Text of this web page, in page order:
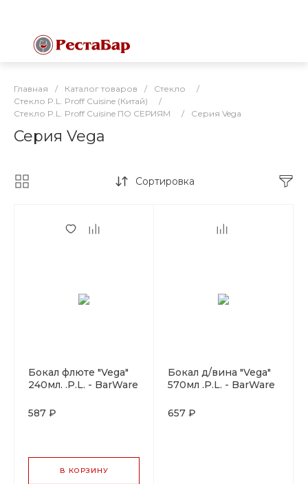
Главная / Каталог товаров / Стекло
/
Стекло P.L. Proff Cuisine (Китай)
/
Стекло P.L. Proff Cuisine ПО СЕРИЯМ
/ Серия Vega
Серия Vega
Сортировка
Бокал флюте "Vega"
240мл. .P.L. - BarWare
587 ₽
В КОРЗИНУ
Бокал д/вина "Vega"
570мл .P.L. - BarWare
657 ₽